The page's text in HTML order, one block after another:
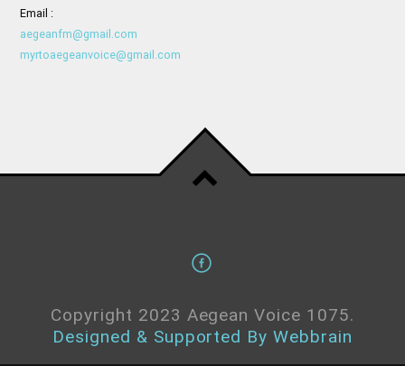
Email :
aegeanfm@gmail.com
myrtoaegeanvoice@gmail.com
Copyright 2023 Aegean Voice 1075.
Designed & Supported By Webbrain